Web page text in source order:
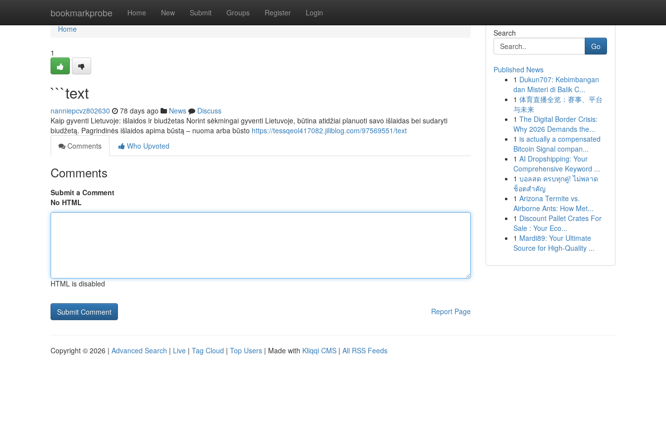
bookmarkprobe Home New Submit Groups Register Login
Home
Home
1
```text
nanniepcvz802630 78 days ago News
Discuss
Kaip gyventi Lietuvoje: išlaidos ir biudžetas Norint sėkmingai gyventi Lietuvoje, būtina atidžiai planuoti savo išlaidas bei sudaryti
biudžetą. Pagrindinės išlaidos apima būstą – nuoma arba būsto https://tessqeol417082.jiliblog.com/97569551/text
Comments
Who Upvoted
Comments
Submit a Comment
No HTML
HTML is disabled
Report Page
Search
Go
Published News
1 Dukun707: Kebimbangan
dan Misteri di Balik C...
1 体育直播全览：赛事、平台
与未来
1 The Digital Border Crisis:
Why 2026 Demands the...
1 is actually a compensated
Bitcoin Signal compan...
1 AI Dropshipping: Your
Comprehensive Keyword ...
1 บอลสด ครบทุกคู่! ไม่พลาด
ช็อตสำคัญ
1 Arizona Termite vs.
Airborne Ants: How Met...
1 Discount Pallet Crates For
Sale : Your Eco...
1 Mardi89: Your Ultimate
Source for High-Quality ...
Copyright © 2026 | Advanced Search | Live | Tag Cloud | Top Users | Made with Kliqqi CMS | All RSS Feeds